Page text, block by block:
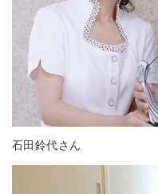
石田鈴代さん ス